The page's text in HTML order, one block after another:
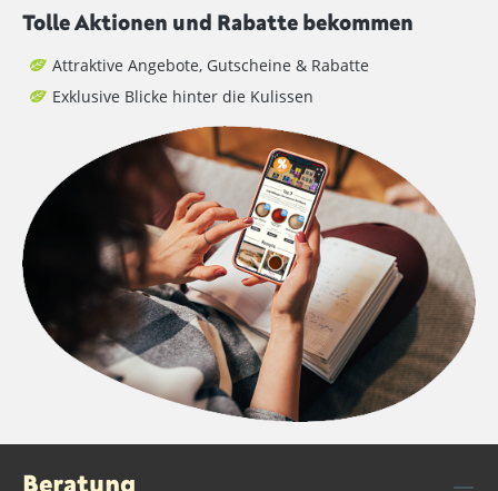
Tolle Aktionen und Rabatte bekommen
Attraktive Angebote, Gutscheine & Rabatte
Exklusive Blicke hinter die Kulissen
Beratung